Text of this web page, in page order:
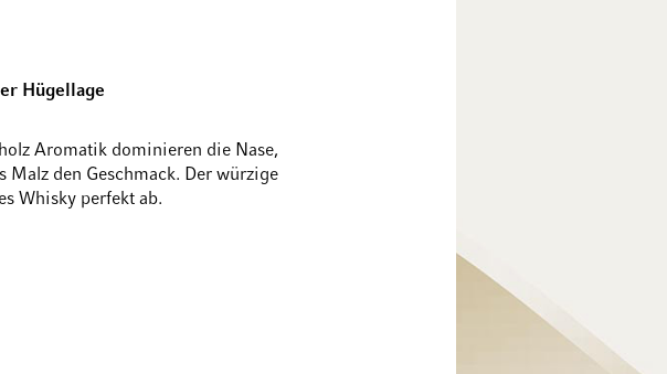
Hügellage
Aromatik dominieren die Nase,
Malz den Geschmack. Der würzige
Whisky perfekt ab.
Passer à la fin de la galerie d’images